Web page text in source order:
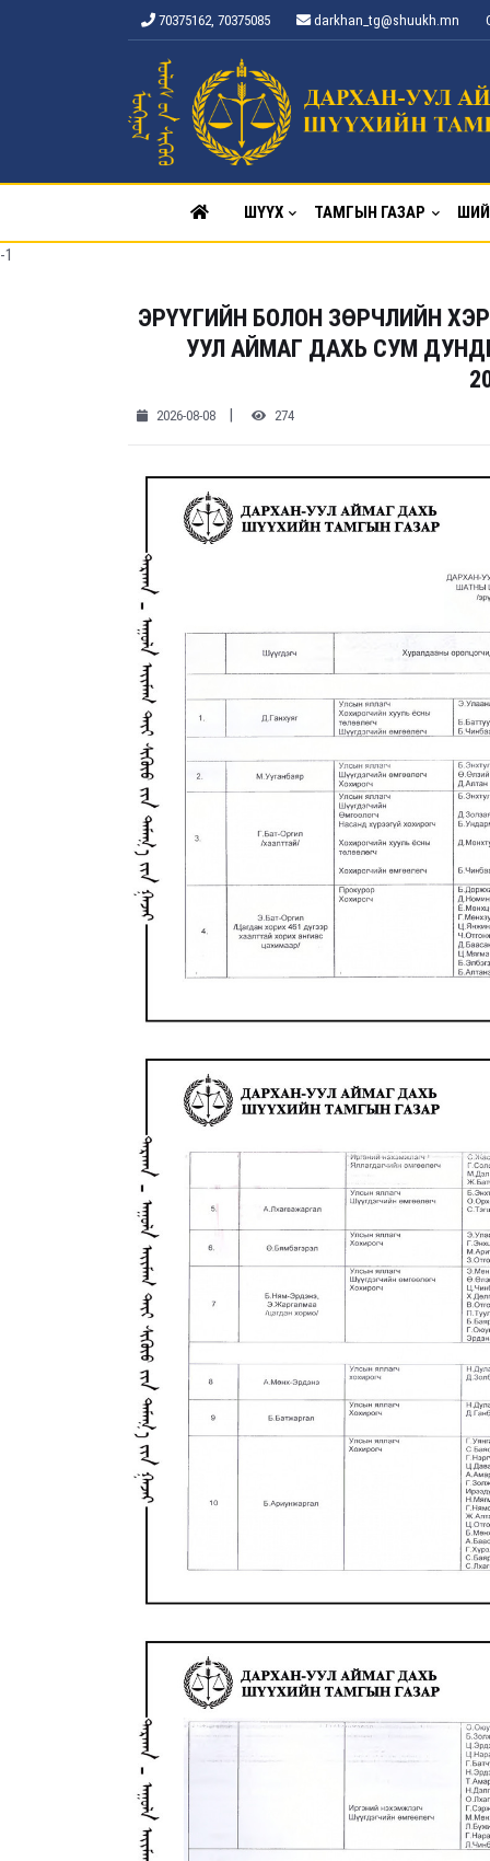
70375162, 70375085 darkhan_tg@shuukh.mn
ШҮҮХ ТАМГЫН ГАЗАР
-1
ЭРҮҮГИЙН БОЛОН ЗӨРЧЛИЙН
УУЛ АЙМАГ ДАХЬ СУМ
2026-08-08 | 274